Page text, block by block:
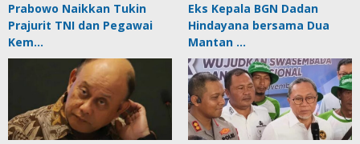
Prabowo Naikkan Tukin
Prajurit TNI dan Pegawai
Kem…
Eks Kepala BGN Dadan
Hindayana bersama Dua
Mantan …